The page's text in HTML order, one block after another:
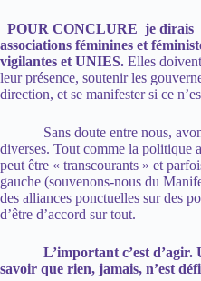
POUR CONCLURE je dirais
associations féminines et
vigilantes et UNIES. Elles
leur présence, soutenir les
direction, et se manifester si ce
Sans doute entre nous,
diverses. Tout comme la politique
peut être « transcourants » et
gauche (souvenons-nous du
des alliances ponctuelles sur des
d’être d’accord sur tout.
L’important c’est d’agir.
savoir que rien, jamais, n’est